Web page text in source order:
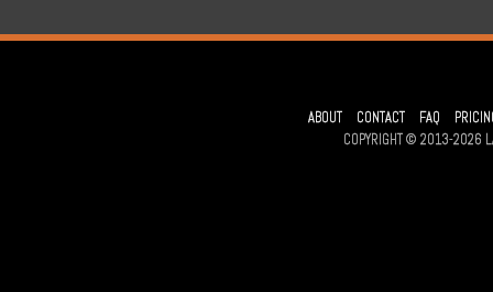
ABOUT CONTACT FAQ
COPYRIGHT © 2013-2026